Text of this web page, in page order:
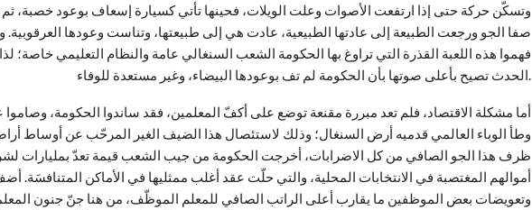
وتسكّن حركة حتى إذا ارتفعت الأصوات وعلت الويلات، فحينها تأتي كسيارة إسعاف بوعود خصبة، ثم
صفا الجو ورجعت الطبيعة إلى عادتها الطبيعية، عادت هي إلى طبيعتها، وتناست وعودها
فهموا هذه اللعبة القذرة التي تراوغ بها الحكومة الشعب السنغالي عامة والنظام التعليمي خاصة؛
الحدث تصيح بأعلى صوتها بأن الحكومة لم تف بوعودها البيضاء، وغير مستعدة للوفاء.
أما مشكلة الاقتصاد، فلم تعد مبررة مقنعة توضع على أكفّ المعلمين، فقد ساندوا الحكومة،
وطأ الوباء العالمي قدميه أرض السنغال؛ وذلك لاستئصال هذا الضيف الغير المرحّب عن أوساط
ظرف هذا الجو الصافي من كل الاضرابات، أخرجت الحكومة من جيب الشعب قيمة تعدّ بمليارات
أموالهم المغتصبة في الانتخابات المحلية، والتي حلّت عقد أغلب ممثليها في الأماكن المتنافسَة.
وتعويضات بعض الموظفين ما يقارب أعلى الراتب الصافي للمعلم الموظّف، من هنا جنّ جنون